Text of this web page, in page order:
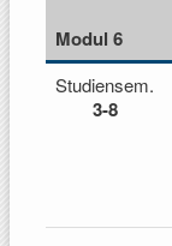
Modul 6
Studiensem.
3-8